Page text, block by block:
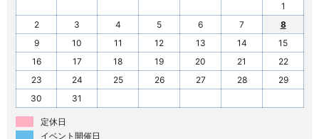
1
2
3 4 5 6 7
8
9
10 11 12 13 14
15
16
17 18 19 20 21
22
23
24 25 26 27 28
29
30
31
定休日
イベント開催日